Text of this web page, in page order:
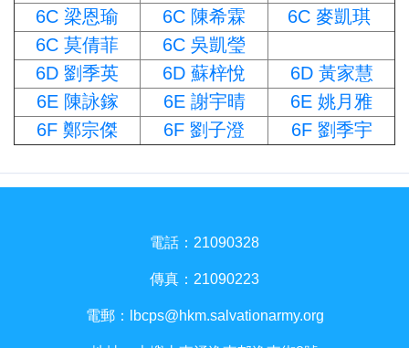
6C 梁恩瑜
6C 陳希霖
6C 麥凱琪
6C 莫倩菲
6C 吳凱瑩
6D 劉季英
6D 蘇梓悅
6D 黃家慧
6E 陳詠鎵
6E 謝宇晴
6E 姚月雅
6F 鄭宗傑
6F 劉子澄 6F 劉季宇
電話：21090328
傳真：21090223
電郵： lbcps@hkm.salvationarmy.org